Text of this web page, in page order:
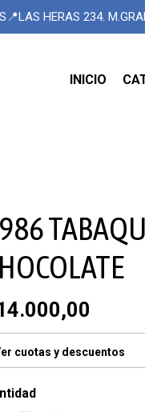
HERAS 234.
INICIO
cuotas y descuentos